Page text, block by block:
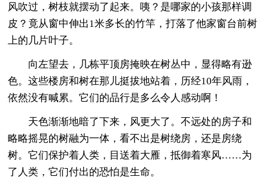
风吹过，树枝就摆动了起来。咦？是哪家的小孩那样调
皮？竟从窗中伸出1米多长的竹竿，打落了他家窗台前树
上的几片叶子。
向左望去，几栋平顶房掩映在树丛中，显得略有逊
色。这些楼房和树在那儿挺拔地站着，历经10年风雨，
依然没有喊累。它们的品行是多么令人感动啊！
天色渐渐地暗了下来，风更大了。不远处的房子和
略略摇晃的树融为一体，看不出是树绕房，还是房绕
树。它们保护着人类，目送着大雁，抵御着寒风……为
了人类，它们付出的恐怕是生命。